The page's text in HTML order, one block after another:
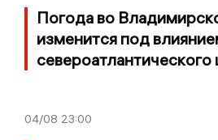
Погода во
изменится под
североатлантического
04/08 23:00